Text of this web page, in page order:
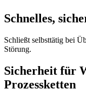
Schnelles,
Schließt selbsttätig bei
Störung.
Sicherheit für
Prozessketten